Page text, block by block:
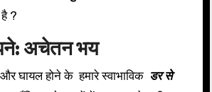
?
अचेतन भय
घायल होने के हमारे स्वाभाविक डर से